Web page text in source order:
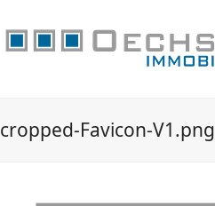
cropped-Favicon-V1.png